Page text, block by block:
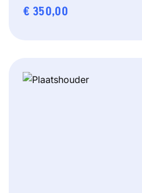
€ 350,00